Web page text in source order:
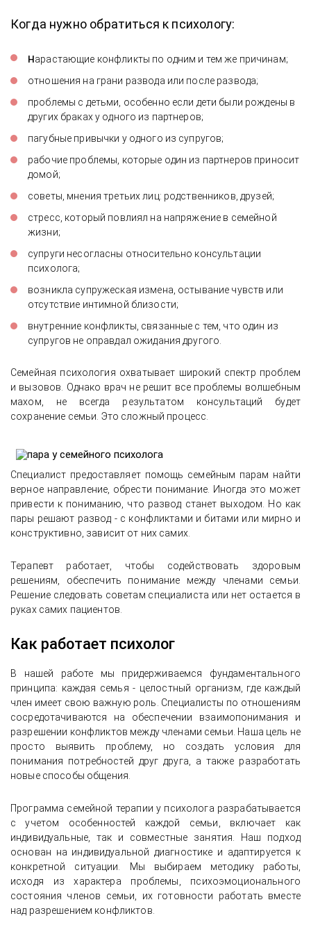
Когда нужно обратиться к психологу:
нарастающие конфликты по одним и тем же причинам;
отношения на грани развода или после развода;
проблемы с детьми, особенно если дети были рождены в
других браках у одного из партнеров;
пагубные привычки у одного из супругов;
рабочие проблемы, которые один из партнеров приносит
домой;
советы, мнения третьих лиц: родственников, друзей;
стресс, который повлиял на напряжение в семейной
жизни;
супруги несогласны относительно консультации
психолога;
возникла супружеская измена, остывание чувств или
отсутствие интимной близости;
внутренние конфликты, связанные с тем, что один из
супругов не оправдал ожидания другого.
Семейная психология охватывает широкий спектр проблем
и вызовов. Однако врач не решит все проблемы волшебным
махом, не всегда результатом консультаций будет
сохранение семьи. Это сложный процесс.
Специалист предоставляет помощь семейным парам найти
верное направление, обрести понимание. Иногда это может
привести к пониманию, что развод станет выходом. Но как
пары решают развод - с конфликтами и битами или мирно и
конструктивно, зависит от них самих.
Терапевт работает, чтобы содействовать здоровым
решениям, обеспечить понимание между членами семьи.
Решение следовать советам специалиста или нет остается в
руках самих пациентов.
Как работает психолог
В нашей работе мы придерживаемся фундаментального
принципа: каждая семья - целостный организм, где каждый
член имеет свою важную роль. Специалисты по отношениям
сосредотачиваются на обеспечении взаимопонимания и
разрешении конфликтов между членами семьи. Наша цель не
просто выявить проблему, но создать условия для
понимания потребностей друг друга, а также разработать
новые способы общения.
Программа семейной терапии у психолога разрабатывается
с учетом особенностей каждой семьи, включает как
индивидуальные, так и совместные занятия. Наш подход
основан на индивидуальной диагностике и адаптируется к
конкретной ситуации. Мы выбираем методику работы,
исходя из характера проблемы, психоэмоционального
состояния членов семьи, их готовности работать вместе
над разрешением конфликтов.